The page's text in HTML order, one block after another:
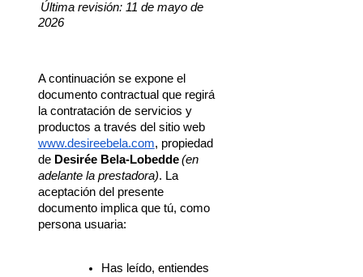
Última revisión: 11 de mayo de
2026
A continuación se expone el
documento contractual que regirá
la contratación de servicios y
productos a través del sitio web
www.desireebela.com, propiedad
de Desirée Bela-Lobedde(en
adelante la prestadora). La
aceptación del presente
documento implica que tú, como
persona usuaria:
Has leído, entiendes